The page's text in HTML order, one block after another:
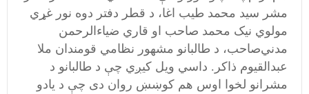
مشر سید محمد طیب اغا، د قطر دفتر دوه نور غړي
مولوي نیک محمد صاحب او قاري ضیاءالرحمن
مدني‌صاحب، د طالبانو مشهور نظامي قومندان ملا
عبدالقیوم ذاکر. داسي ویل کیږي چې د طالبانو د
مشرانو لخوا اوس هم کوښښ روان دی چې د یادو